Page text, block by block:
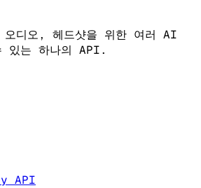
디오, 헤드샷을 위한 여러 AI
있는 하나의 API.
API